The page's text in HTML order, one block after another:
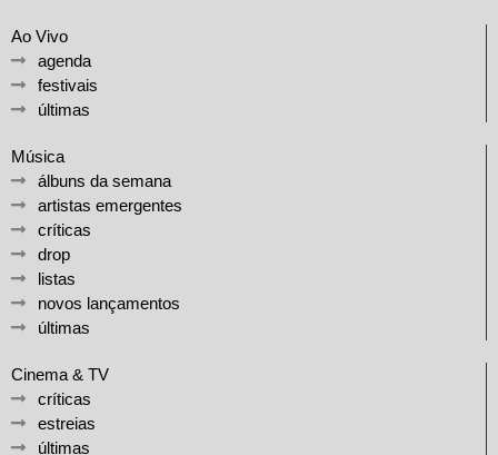
Ao Vivo
agenda
festivais
últimas
Música
álbuns da semana
artistas emergentes
críticas
drop
listas
novos lançamentos
últimas
Cinema & TV
críticas
estreias
últimas